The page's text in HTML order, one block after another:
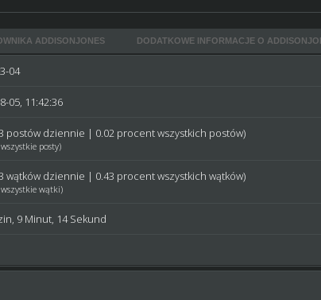
ADDISONJONES DODATKOWE INFORMACJE O
04
05, 11:42:36
postów dziennie | 0.02 procent wszystkich postów)
posty)
wątków dziennie | 0.43 procent wszystkich wątków)
wątki)
9 Minut, 14 Sekund